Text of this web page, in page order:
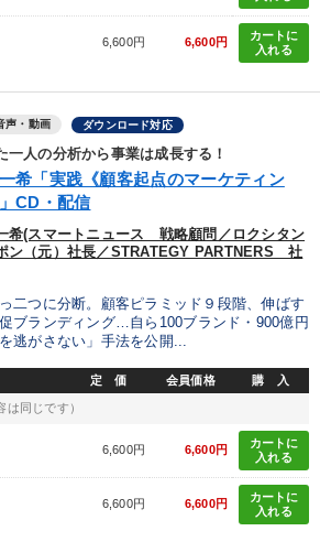
6,600円 6,600円
カートに
入れる
声・動画 ダウンロード対応
一人の分析から事業は成長する！
希「実践《顧客起点のマーケティン
CD・配信
希(スマートニュース 戦略顧問／ロクシタン
ン（元）社長／STRATEGY PARTNERS 社
二つに分断。顧客ピラミッド９段階、伸ばす
ブランディング…自ら100ブランド・900億円
逃がさない」手法を公開...
定 価 会員価格 購 入
は同じです）
6,600円 6,600円
カートに
入れる
6,600円 6,600円
カートに
入れる